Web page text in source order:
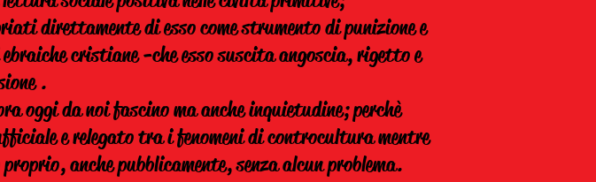
direttamente di esso come strumento di punizione e
cristiane -che esso suscita angoscia, rigetto e
.
oggi da noi fascino ma anche inquietudine; perchè
e relegato tra i fenomeni di controcultura mentre
anche pubblicamente, senza alcun problema.